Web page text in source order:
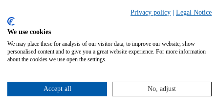
Über uns
Unternehmen
Presse
Service
Privacy policy Legal Notice
We use cookies
We may place these for analysis of our visitor data, to improve our website, show
personalised content and to give you a great website experience. For more information
about the cookies we use open the settings.
Accept all No, adjust